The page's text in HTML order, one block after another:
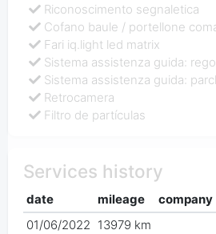
Riconoscimento segnaletica
Cofano baule / portellone
Fari iq.light led matrix
Sistema assistenza guida:
Sistema assistenza guida:
Retrocamera
Filtro de partículas
Services history
date mileage company
01/06/2022 13979 km